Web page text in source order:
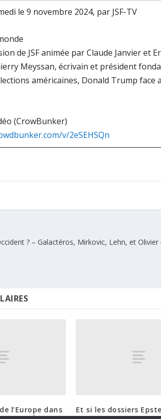
le 9 novembre 2024, par JSF-TV
de JSF animée par Claude Janvier et
Meyssan, écrivain et président
américaines, Donald Trump
(CrowBunker)
v/2eSEHSQn
? – Galactéros, Mirkovic, Lehn, et Olivier
l’Europe dans
Et si les dossiers